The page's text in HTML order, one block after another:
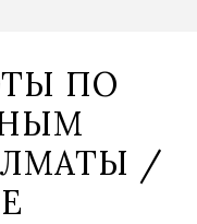
ПО
/